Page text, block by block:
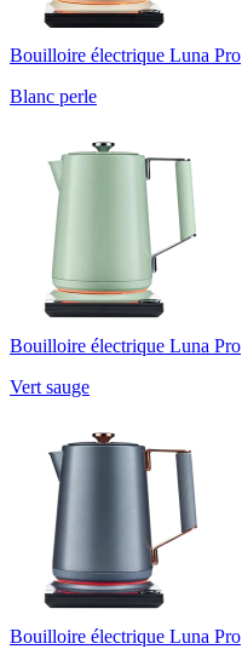
Bouilloire électrique Luna Pro
Blanc perle
Bouilloire électrique Luna Pro
Vert sauge
Bouilloire électrique Luna Pro